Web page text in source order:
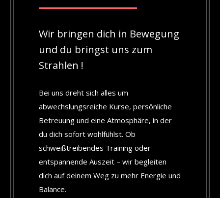
Wir bringen dich in Bewegung
und du bringst uns zum
Strahlen !
Bei uns dreht sich alles um
abwechslungsreiche Kurse, persönliche
Betreuung und eine Atmosphäre, in der
du dich sofort wohlfühlst. Ob
schweißtreibendes Training oder
entspannende Auszeit – wir begleiten
dich auf deinem Weg zu mehr Energie und
Balance.